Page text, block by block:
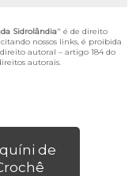
de
Sidrolândia" é de direito
nossos links, é proibida
autoral – artigo 184 do
autorais.